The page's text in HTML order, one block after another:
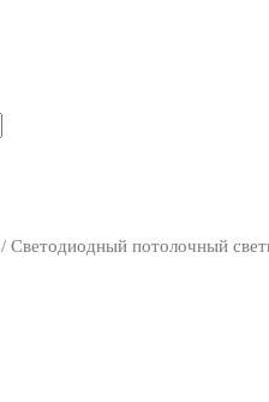
/ Светодиодный потолочный